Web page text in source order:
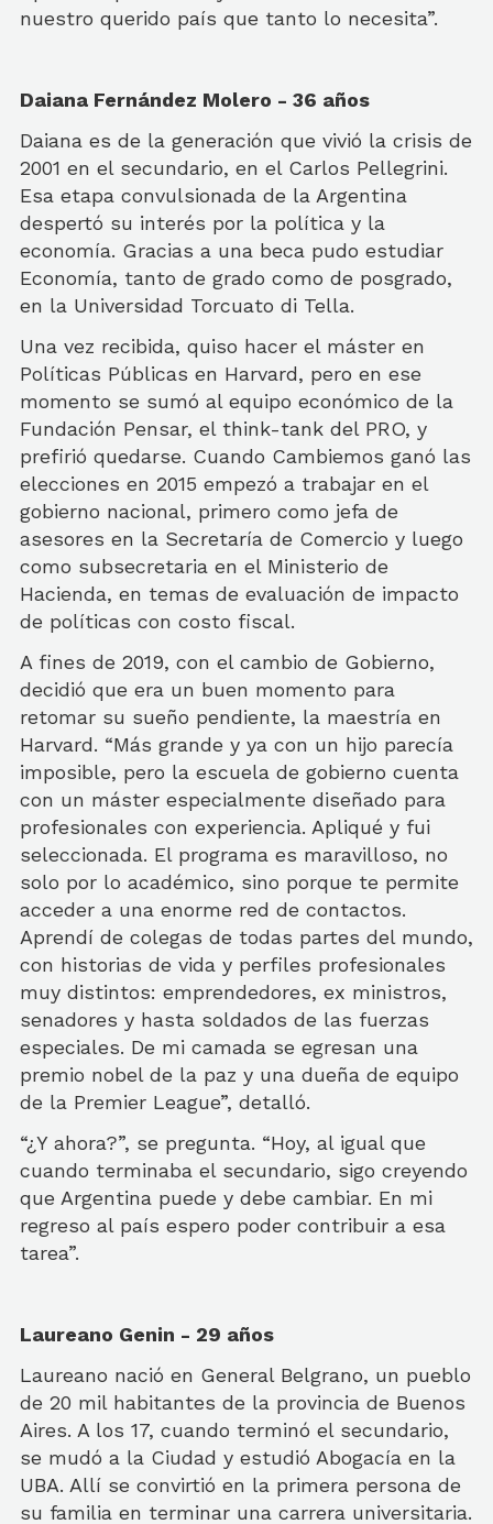
nuestro querido país que tanto lo necesita”.
Daiana Fernández Molero - 36 años
Daiana es de la generación que vivió la crisis de
2001 en el secundario, en el Carlos Pellegrini.
Esa etapa convulsionada de la Argentina
despertó su interés por la política y la
economía. Gracias a una beca pudo estudiar
Economía, tanto de grado como de posgrado,
en la Universidad Torcuato di Tella.
Una vez recibida, quiso hacer el máster en
Políticas Públicas en Harvard, pero en ese
momento se sumó al equipo económico de la
Fundación Pensar, el think-tank del PRO, y
prefirió quedarse. Cuando Cambiemos ganó las
elecciones en 2015 empezó a trabajar en el
gobierno nacional, primero como jefa de
asesores en la Secretaría de Comercio y luego
como subsecretaria en el Ministerio de
Hacienda, en temas de evaluación de impacto
de políticas con costo fiscal.
A fines de 2019, con el cambio de Gobierno,
decidió que era un buen momento para
retomar su sueño pendiente, la maestría en
Harvard. “Más grande y ya con un hijo parecía
imposible, pero la escuela de gobierno cuenta
con un máster especialmente diseñado para
profesionales con experiencia. Apliqué y fui
seleccionada. El programa es maravilloso, no
solo por lo académico, sino porque te permite
acceder a una enorme red de contactos.
Aprendí de colegas de todas partes del mundo,
con historias de vida y perfiles profesionales
muy distintos: emprendedores, ex ministros,
senadores y hasta soldados de las fuerzas
especiales. De mi camada se egresan una
premio nobel de la paz y una dueña de equipo
de la Premier League”, detalló.
“¿Y ahora?”, se pregunta. “Hoy, al igual que
cuando terminaba el secundario, sigo creyendo
que Argentina puede y debe cambiar. En mi
regreso al país espero poder contribuir a esa
tarea”.
Laureano Genin - 29 años
Laureano nació en General Belgrano, un pueblo
de 20 mil habitantes de la provincia de Buenos
Aires. A los 17, cuando terminó el secundario,
se mudó a la Ciudad y estudió Abogacía en la
UBA. Allí se convirtió en la primera persona de
su familia en terminar una carrera universitaria.